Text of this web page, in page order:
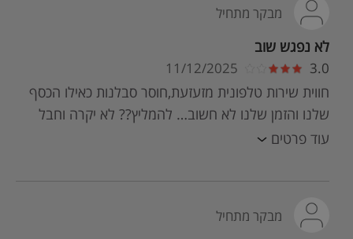
מבקר מתחיל
לא נפגש שוב
3.0
11/12/2025
חווית שירות טלפונית מזעזעת,חוסר סבלנות כאילו הכסף
שלנו והזמן שלנו לא חשוב… להמליץ?? לא יקרה וחבל
עוד פרטים
מבקר מתחיל